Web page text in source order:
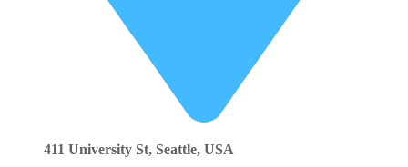
411 University St, Seattle, USA